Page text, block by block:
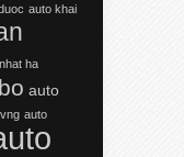
auto khai
ha
auto
auto